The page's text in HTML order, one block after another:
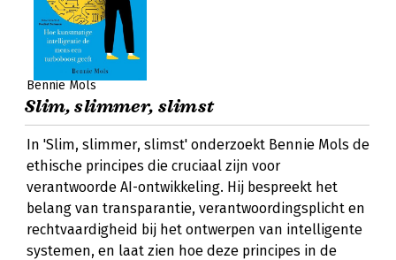
Bennie Mols
Slim, slimmer, slimst
In 'Slim, slimmer, slimst' onderzoekt Bennie Mols de
ethische principes die cruciaal zijn voor
verantwoorde AI-ontwikkeling. Hij bespreekt het
belang van transparantie, verantwoordingsplicht en
rechtvaardigheid bij het ontwerpen van intelligente
systemen, en laat zien hoe deze principes in de